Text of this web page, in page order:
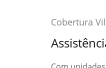
Cobertura